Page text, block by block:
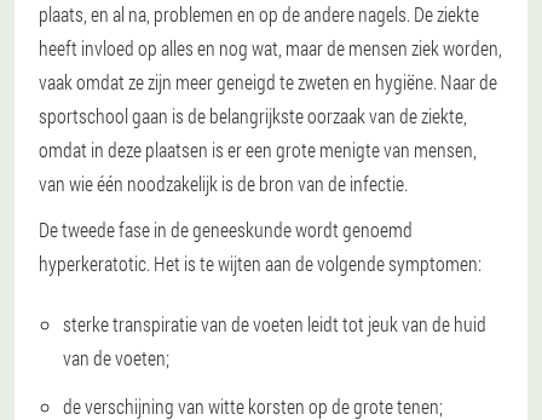
plaats, en al na, problemen en op de andere nagels. De ziekte
heeft invloed op alles en nog wat, maar de mensen ziek worden,
vaak omdat ze zijn meer geneigd te zweten en hygiëne. Naar de
sportschool gaan is de belangrijkste oorzaak van de ziekte,
omdat in deze plaatsen is er een grote menigte van mensen,
van wie één noodzakelijk is de bron van de infectie.
De tweede fasein de geneeskunde wordt genoemd
hyperkeratotic. Het is te wijten aan de volgende symptomen:
sterke transpiratie van de voeten leidt tot jeuk van de huid
van de voeten;
de verschijning van witte korsten op de grote tenen;